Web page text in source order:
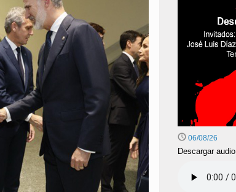
06/08/26
Descargar audio